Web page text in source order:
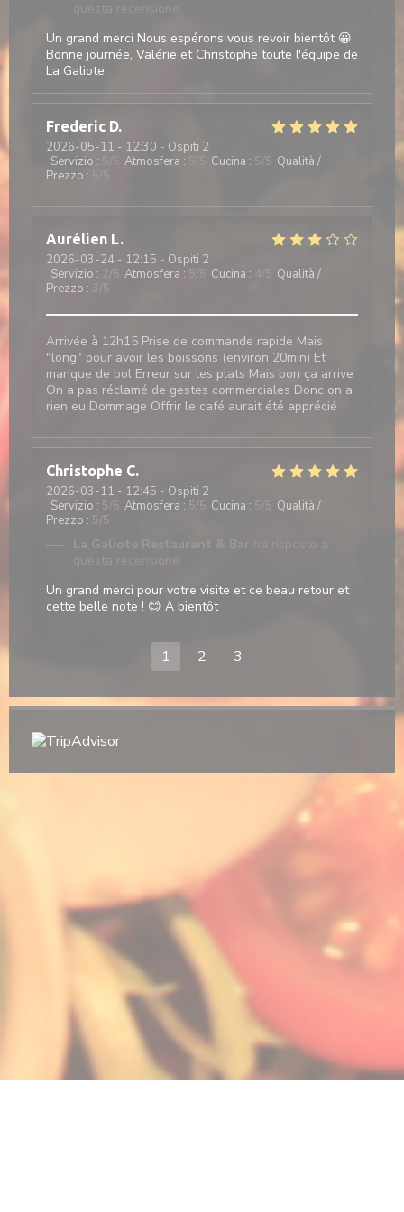
una nuova finestra))
questa recensione
Un grand merci Nous espérons vous revoir bientôt 😀
Bonne journée, Valérie et Christophe toute l'équipe de
La Galiote
Frederic D
2026-05-11 - 12:30 - Ospiti 2
Servizio : Atmosfera : Cucina : 5 /5 Qualità /
Prezzo :
Aurélien L
2026-03-24 - 12:15 - Ospiti 2
Servizio : Atmosfera : Cucina :
Qualità /
Prezzo :
Arrivée à 12h15 Prise de commande rapide Mais
"long" pour avoir les boissons (environ 20min) Et
manque de bol Erreur sur les plats Mais bon ça arrive
On a pas réclamé de gestes commerciales Donc on a
rien eu Dommage Offrir le café aurait été apprécié
Christophe C
2026-03-11 - 12:45 - Ospiti 2
Servizio : 5 /5 Atmosfera : 5 /5 Cucina :
Qualità /
Prezzo : 5/5
La Galiote Restaurant & Bar ha risposto a
questa recensione
Un grand merci pour votre visite et ce beau retour et
cette belle note ! 😊 A bientôt
1 2 3